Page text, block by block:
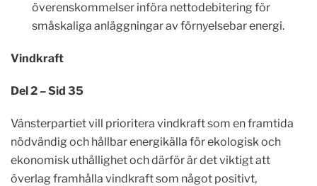
överenskommelser införa nettodebitering för
småskaliga anläggningar av förnyelsebar energi.
Vindkraft
Del 2 – Sid 35
Vänsterpartiet vill prioritera vindkraft som en framtida
nödvändig och hållbar energikälla för ekologisk och
ekonomisk uthållighet och därför är det viktigt att
överlag framhålla vindkraft som något positivt,